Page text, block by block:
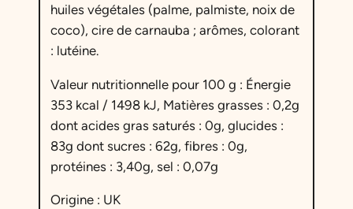
huiles végétales (palme, palmiste, noix de
coco), cire de carnauba ; arômes, colorant
: lutéine.
Valeur nutritionnelle pour 100 g : Énergie
353 kcal / 1498 kJ, Matières grasses : 0,2g
dont acides gras saturés : 0g, glucides :
83g dont sucres : 62g, fibres : 0g,
protéines : 3,40g, sel : 0,07g
Origine : UK